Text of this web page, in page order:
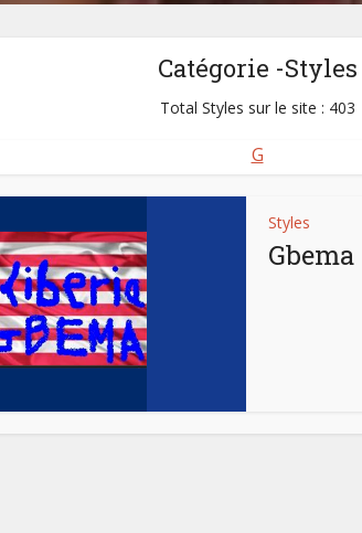
Catégorie -Styles
Total Styles sur le site : 403
G
Styles
Gbema